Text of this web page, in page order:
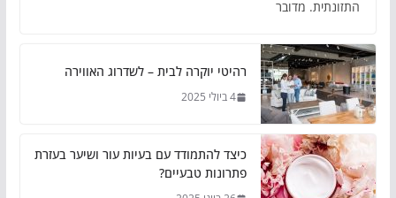
התזונתית. מדובר
רהיטי יוקרה לבית – לשדרוג האווירה
4 ביולי 2025
כיצד להתמודד עם בעיות עור ושיער בעזרת
פתרונות טבעיים?